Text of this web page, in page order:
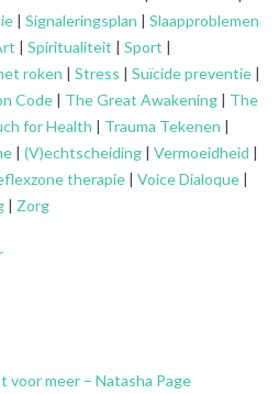
| Signaleringsplan | Slaapproblemen
| Spiritualiteit | Sport |
roken | Stress | Suïcide preventie |
Code | The Great Awakening | The
for Health | Trauma Tekenen |
| (V)echtscheiding | Vermoeidheid |
therapie | Voice Dialoque |
| Zorg
meer – Natasha Page